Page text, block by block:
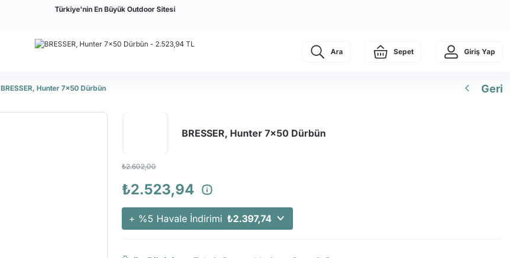
Türkiye'nin En Büyük Outdoor Sitesi
Ara Sepet Giriş Yap
BRESSER, Hunter 7x50 Dürbün Geri
BRESSER, Hunter 7x50 Dürbün
₺2.602,00
₺2.523,94
+ %5 Havale İndirimi ₺2.397,74